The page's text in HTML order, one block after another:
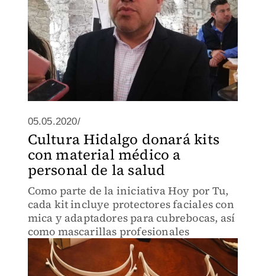
05.05.2020/
Cultura Hidalgo donará kits
con material médico a
personal de la salud
Como parte de la iniciativa Hoy por Tu,
cada kit incluye protectores faciales con
mica y adaptadores para cubrebocas, así
como mascarillas profesionales